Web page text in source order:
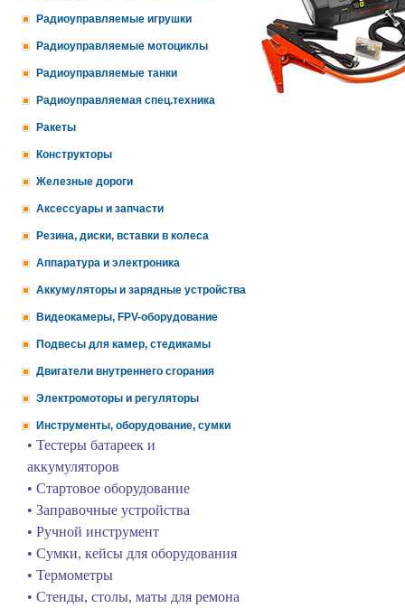
Радиоуправляемые игрушки
Радиоуправляемые мотоциклы
Радиоуправляемые танки
Радиоуправляемая спец.техника
Ракеты
Конструкторы
Железные дороги
Аксессуары и запчасти
Резина, диски, вставки в колеса
Аппаратура и электроника
Аккумуляторы и зарядные устройства
Видеокамеры, FPV-оборудование
Подвесы для камер, стедикамы
Двигатели внутреннего сгорания
Электромоторы и регуляторы
Инструменты, оборудование, сумки
• Тестеры батареек и
аккумуляторов
• Стартовое оборудование
• Заправочные устройства
• Ручной инструмент
• Сумки, кейсы для оборудования
• Термометры
• Стенды, столы, маты для ремона